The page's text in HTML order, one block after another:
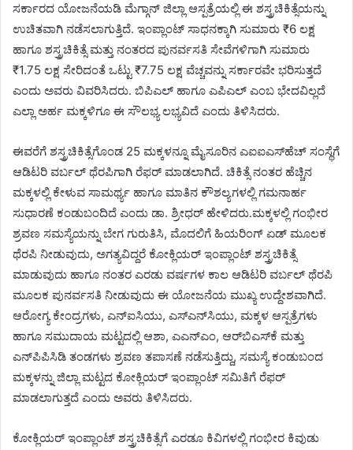
ಸರ್ಕಾರದ ಯೋಜನೆಯಡಿ ಮೆಗ್ಗಾನ್ ಜಿಲ್ಲಾ ಆಸ್ಪತ್ರೆಯಲ್ಲಿ ಈ ಶಸ್ತ್ರಚಿಕಿತ್ಸೆಯನ್ನು
ಉಚಿತವಾಗಿ ನಡೆಸಲಾಗುತ್ತಿದೆ. ಇಂಪ್ಲಾಂಟ್ ಸಾಧನಕ್ಕಾಗಿ ಸುಮಾರು ₹6 ಲಕ್ಷ
ಹಾಗೂ ಶಸ್ತ್ರಚಿಕಿತ್ಸೆ ಮತ್ತು ನಂತರದ ಪುನರ್ವಸತಿ ಸೇವೆಗಳಿಗಾಗಿ ಸುಮಾರು
₹1.75 ಲಕ್ಷ ಸೇರಿದಂತೆ ಒಟ್ಟು ₹7.75 ಲಕ್ಷ ವೆಚ್ಚವನ್ನು ಸರ್ಕಾರವೇ ಭರಿಸುತ್ತದೆ
ಎಂದು ಅವರು ವಿವರಿಸಿದರು. ಬಿಪಿಎಲ್ ಹಾಗೂ ಎಪಿಎಲ್ ಎಂಬ ಭೇದವಿಲ್ಲದೆ
ಎಲ್ಲಾ ಅರ್ಹ ಮಕ್ಕಳಿಗೂ ಈ ಸೌಲಭ್ಯ ಲಭ್ಯವಿದೆ ಎಂದು ತಿಳಿಸಿದರು.
ಈವರೆಗೆ ಶಸ್ತ್ರಚಿಕಿತ್ಸೆಗೊಂಡ 25 ಮಕ್ಕಳನ್ನೂ ಮೈಸೂರಿನ ಎಐಐಎಸ್‌ಹೆಚ್ ಸಂಸ್ಥೆಗೆ
ಆಡಿಟರಿ ವರ್ಬಲ್ ಥೆರಪಿಗಾಗಿ ರೆಫರ್ ಮಾಡಲಾಗಿದೆ. ಚಿಕಿತ್ಸೆ ನಂತರ ಹೆಚ್ಚಿನ
ಮಕ್ಕಳಲ್ಲಿ ಕೇಳುವ ಸಾಮರ್ಥ್ಯ ಹಾಗೂ ಮಾತಿನ ಕೌಶಲ್ಯಗಳಲ್ಲಿ ಗಮನಾರ್ಹ
ಸುಧಾರಣೆ ಕಂಡುಬಂದಿದೆ ಎಂದು ಡಾ. ಶ್ರೀಧರ್ ಹೇಳಿದರು.ಮಕ್ಕಳಲ್ಲಿ ಗಂಭೀರ
ಶ್ರವಣ ಸಮಸ್ಯೆಯನ್ನು ಬೇಗ ಗುರುತಿಸಿ, ಮೊದಲಿಗೆ ಹಿಯರಿಂಗ್ ಏಡ್ ಮೂಲಕ
ಥೆರಪಿ ನೀಡುವುದು, ಅಗತ್ಯವಿದ್ದರೆ ಕೋಕ್ಲಿಯರ್ ಇಂಪ್ಲಾಂಟ್ ಶಸ್ತ್ರಚಿಕಿತ್ಸೆ
ಮಾಡುವುದು ಹಾಗೂ ನಂತರ ಎರಡು ವರ್ಷಗಳ ಕಾಲ ಆಡಿಟರಿ ವರ್ಬಲ್ ಥೆರಪಿ
ಮೂಲಕ ಪುನರ್ವಸತಿ ನೀಡುವುದು ಈ ಯೋಜನೆಯ ಮುಖ್ಯ ಉದ್ದೇಶವಾಗಿದೆ.
ಆರೋಗ್ಯ ಕೇಂದ್ರಗಳು, ಎನ್‌ಐಸಿಯು, ಎಸ್‌ಎನ್‌ಸಿಯು, ಮಕ್ಕಳ ಆಸ್ಪತ್ರೆಗಳು
ಹಾಗೂ ಸಮುದಾಯ ಮಟ್ಟದಲ್ಲಿ ಆಶಾ, ಎಎನ್‌ಎಂ, ಆರ್‌ಬಿಎಸ್‌ಕೆ ಮತ್ತು
ಎನ್‌ಪಿಪಿಸಿಡಿ ತಂಡಗಳು ಶ್ರವಣ ತಪಾಸಣೆ ನಡೆಸುತ್ತಿದ್ದು, ಸಮಸ್ಯೆ ಕಂಡುಬಂದ
ಮಕ್ಕಳನ್ನು ಜಿಲ್ಲಾ ಮಟ್ಟದ ಕೋಕ್ಲಿಯರ್ ಇಂಪ್ಲಾಂಟ್ ಸಮಿತಿಗೆ ರೆಫರ್
ಮಾಡಲಾಗುತ್ತದೆ ಎಂದು ಅವರು ತಿಳಿಸಿದರು.
ಕೋಕ್ಲಿಯರ್ ಇಂಪ್ಲಾಂಟ್ ಶಸ್ತ್ರಚಿಕಿತ್ಸೆಗೆ ಎರಡೂ ಕಿವಿಗಳಲ್ಲಿ ಗಂಭೀರ ಕಿವುಡು